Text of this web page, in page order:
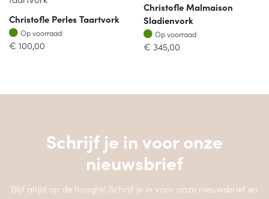
Christofle Perles Taartvork
Op voorraad
Op voorraad
€ 100,00
Christofle Malmaison
Sladienvork
Op voorraad
Op voorraad
€ 345,00
Schrijf je in voor onze
nieuwsbrief
Blijf altijd op de hoogte! Schrijf je in voor onze nieuwsbrief en